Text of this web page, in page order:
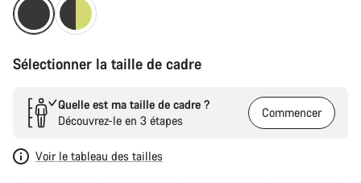
Sélectionner la taille de cadre
Quelle est ma taille de cadre ?
Découvrez-le en 3 étapes
Commencer
Voir le tableau des tailles